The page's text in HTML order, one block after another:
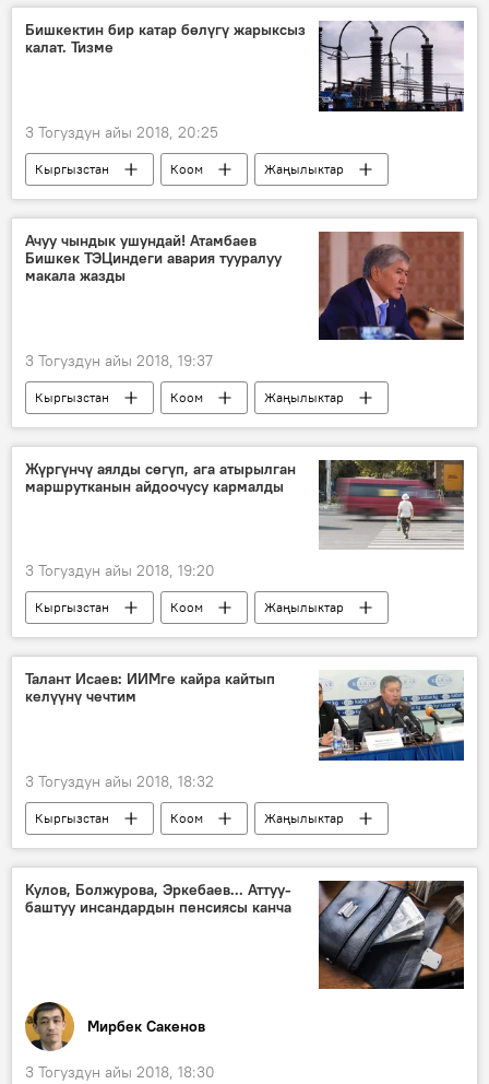
Бишкектин бир катар бөлүгү жарыксыз
калат. Тизме
3 Тогуздун айы 2018, 20:25
Кыргызстан Коом
Жаңылыктар
Бишкек
"Түндүк Электр" ишканасы
Ачуу чындык ушундай! Атамбаев
Бишкек ТЭЦиндеги авария тууралуу
макала жазды
3 Тогуздун айы 2018, 19:37
Кыргызстан Коом
Жаңылыктар
Бишкек
Алмазбек Атамбаев
ТЭЦ
авария
Жүргүнчү аялды сөгүп, ага атырылган
маршрутканын айдоочусу кармалды
3 Тогуздун айы 2018, 19:20
Кыргызстан Коом
Жаңылыктар
маршрутка
айдоочу
жүргүнчү
Жаңжал
Талант Исаев: ИИМге кайра кайтып
келүүнү чечтим
3 Тогуздун айы 2018, 18:32
Кыргызстан Коом
Жаңылыктар
Талантбек Исаев
Канатбек Исаев
ИИМ
кызмат
Кулов, Болжурова, Эркебаев... Аттуу-
баштуу инсандардын пенсиясы канча
Мирбек Сакенов
3 Тогуздун айы 2018, 18:30